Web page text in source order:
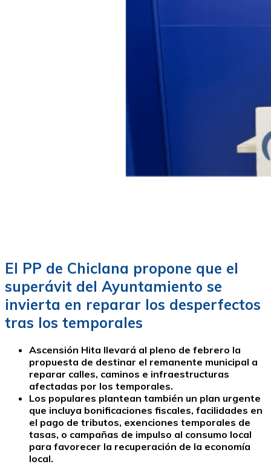
El PP de Chiclana propone que el
superávit del Ayuntamiento se
invierta en reparar los desperfectos
tras los temporales
Ascensión Hita llevará al pleno de febrero la
propuesta de destinar el remanente municipal a
reparar calles, caminos e infraestructuras
afectadas por los temporales.
Los populares plantean también un plan urgente
que incluya bonificaciones fiscales, facilidades en
el pago de tributos, exenciones temporales de
tasas, o campañas de impulso al consumo local
para favorecer la recuperación de la economía
local.